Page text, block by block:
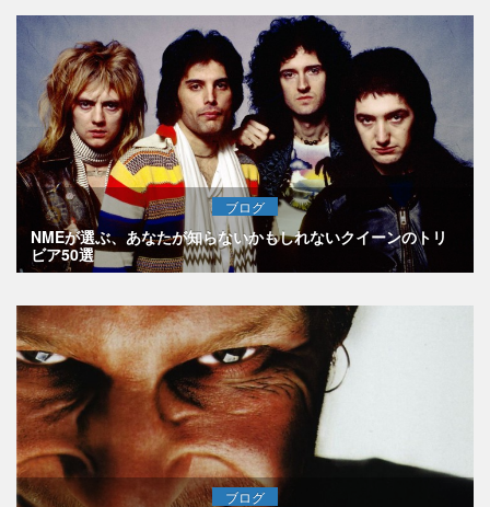
ブログ
NMEが選ぶ、あなたが知らないかもしれないクイーンのトリ
ビア50選
ブログ